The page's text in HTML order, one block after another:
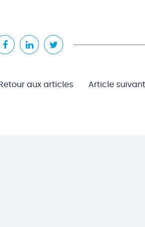
Retour aux articles Article suivant